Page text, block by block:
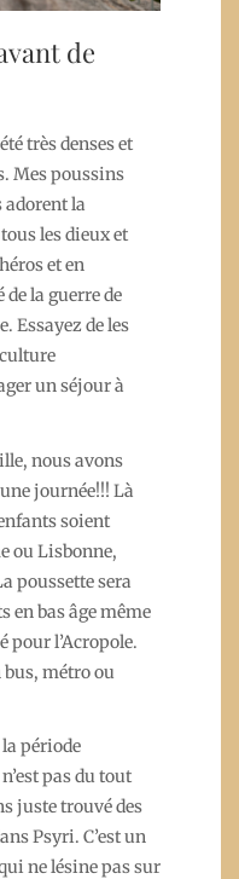
de
très denses et
Mes poussins
adorent la
les dieux et
et en
de la guerre de
Essayez de les
un séjour à
nous avons
journée!!! Là
soient
ou Lisbonne,
poussette sera
en bas âge même
pour l’Acropole.
bus, métro ou
la période
pas du tout
juste trouvé des
Psyri. C’est un
ne lésine pas sur